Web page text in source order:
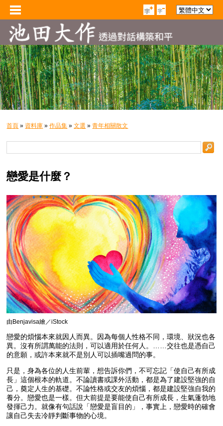
首頁 » 資料庫 »作品集 »文選 »青年相關散文
戀愛是什麼？
由Benjavisa繪／iStock
戀愛的煩惱本來就因人而異。因為每個人性格不同，環境、狀況也各
異。沒有所謂萬能的法則，可以適用於任何人。……交往也是憑自己
的意願，或許本來就不是別人可以插嘴過問的事。
只是，身為各位的人生前輩，想告訴你們，不可忘記「使自己有所成
長」這個根本的軌道。不論讀書或課外活動，都是為了建設堅強的自
己，奠定人生的基礎。不論性格或交友的煩惱，都是建設堅強自我的
養分。戀愛也是一樣。但大前提是要能使自己有所成長，生氣蓬勃地
發揮己力。就像有句話說「戀愛是盲目的」，事實上，戀愛時的確會
讓自己失去冷靜判斷事物的心境。